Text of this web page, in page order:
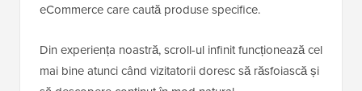
eCommerce care caută produse specifice.
Din experiența noastră, scroll-ul infinit funcționează cel
mai bine atunci când vizitatorii doresc să răsfoiască și